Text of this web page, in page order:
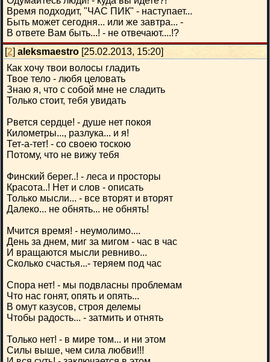
Время подходит, "ЧАС ПИК" - наступает...
Быть может сегодня... или же завтра... -
В ответе Вам быть...! - не отвечают....!?
[2] aleksmaestro [25.02.2013, 15:20]
Как хочу твои волосы гладить
Твое тело - любя целовать
Знаю я, что с собой мне не сладить
Только стоит, тебя увидать
Рвется сердце! - душе нет покоя
Километры..., разлука... и я!
Тет-а-тет! - со своею тоскою
Потому, что не вижу тебя
Финский берег..! - леса и просторы
Красота..! Нет и слов - описать
Только мысли... - все вторят и вторят
Далеко... не обнять... не обнять!
Мчится время! - неумолимо....
День за днем, миг за мигом - час в час
И вращаются мысли ревниво...
Сколько счастья...- теряем под час
Спора нет! - мы подвласны проблемам
Что нас гонят, опять и опять...
В омут казусов, строя делемы
Чтобы радость... - затмить и отнять
Только нет! - в мире том... и ни этом
Силы выше, чем сила любви!!!